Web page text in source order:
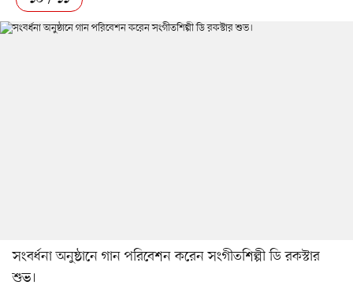
সংবর্ধনা অনুষ্ঠানে গান পরিবেশন করেন সংগীতশিল্পী ডি রকস্টার
শুভ।